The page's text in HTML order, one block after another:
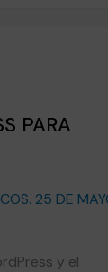
PARA
25 DE
y el